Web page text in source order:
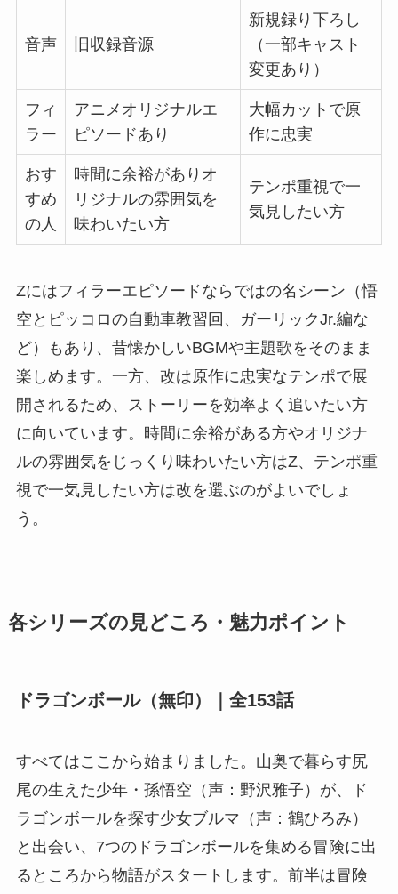
音声 旧収録音源
新規録り下ろし
（一部キャスト
変更あり）
フィ
ラー
アニメオリジナルエ
ピソードあり
大幅カットで原
作に忠実
おす
すめ
の人
時間に余裕がありオ
リジナルの雰囲気を
味わいたい方
テンポ重視で一
気見したい方
Zにはフィラーエピソードならではの名シーン（悟
空とピッコロの自動車教習回、ガーリックJr.編な
ど）もあり、昔懐かしいBGMや主題歌をそのまま
楽しめます。一方、改は原作に忠実なテンポで展
開されるため、ストーリーを効率よく追いたい方
に向いています。時間に余裕がある方やオリジナ
ルの雰囲気をじっくり味わいたい方はZ、テンポ重
視で一気見したい方は改を選ぶのがよいでしょ
う。
各シリーズの見どころ・魅力ポイント
ドラゴンボール（無印）｜全153話
すべてはここから始まりました。山奥で暮らす尻
尾の生えた少年・孫悟空（声：野沢雅子）が、ド
ラゴンボールを探す少女ブルマ（声：鶴ひろみ）
と出会い、7つのドラゴンボールを集める冒険に出
るところから物語がスタートします。前半は冒険